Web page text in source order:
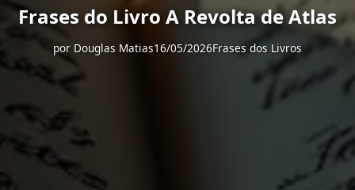
Frases do Livro A Revolta de Atlas
por Douglas Matias16/05/2026Frases dos Livros